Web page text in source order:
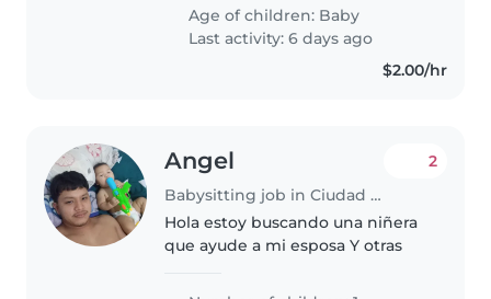
energía, muy juguetón y curioso.
Necesitamos a alguien que se
sienta..
Age of children: Baby
Last activity: 6 days ago
$2.00/hr
Angel
Babysitting job in Ciudad Guayana
2
Hola estoy buscando una niñera
que ayude a mi esposa Y otras